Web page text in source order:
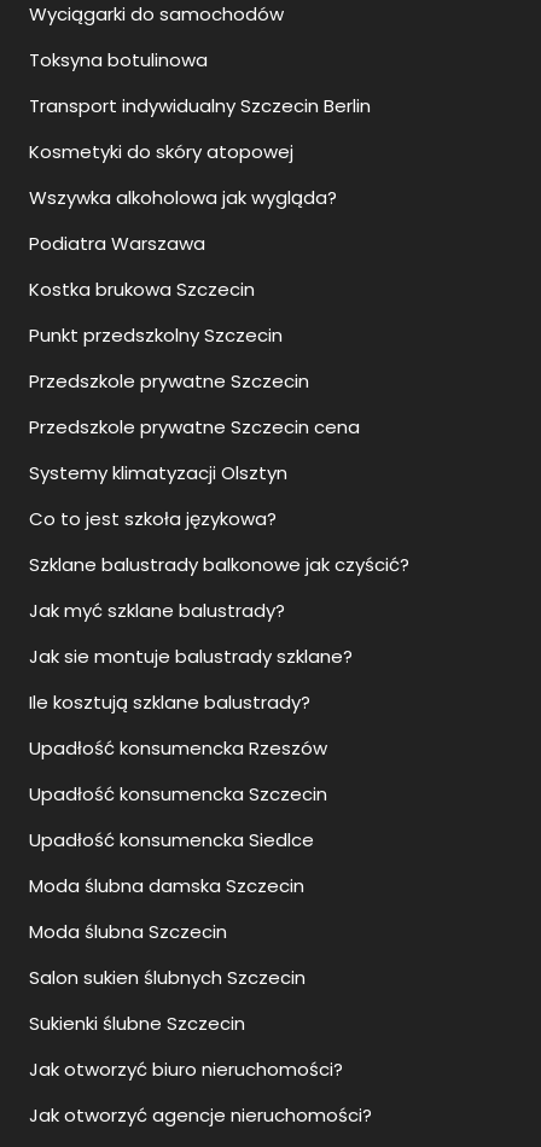
Wyciągarki do samochodów
Toksyna botulinowa
Transport indywidualny Szczecin Berlin
Kosmetyki do skóry atopowej
Wszywka alkoholowa jak wygląda?
Podiatra Warszawa
Kostka brukowa Szczecin
Punkt przedszkolny Szczecin
Przedszkole prywatne Szczecin
Przedszkole prywatne Szczecin cena
Systemy klimatyzacji Olsztyn
Co to jest szkoła językowa?
Szklane balustrady balkonowe jak czyścić?
Jak myć szklane balustrady?
Jak sie montuje balustrady szklane?
Ile kosztują szklane balustrady?
Upadłość konsumencka Rzeszów
Upadłość konsumencka Szczecin
Upadłość konsumencka Siedlce
Moda ślubna damska Szczecin
Moda ślubna Szczecin
Salon sukien ślubnych Szczecin
Sukienki ślubne Szczecin
Jak otworzyć biuro nieruchomości?
Jak otworzyć agencje nieruchomości?